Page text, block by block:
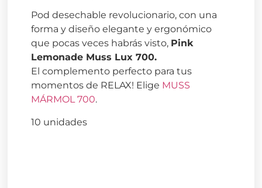
Pod desechable revolucionario, con una
forma y diseño elegante y ergonómico
que pocas veces habrás visto, Pink
Lemonade Muss Lux 700.
El complemento perfecto para tus
momentos de RELAX! Elige MUSS
MÁRMOL 700.
10 unidades